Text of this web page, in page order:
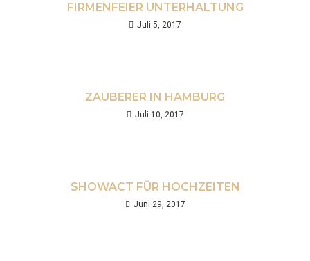
FIRMENFEIER UNTERHALTUNG
Juli 5, 2017
ZAUBERER IN HAMBURG
Juli 10, 2017
SHOWACT FÜR HOCHZEITEN
Juni 29, 2017